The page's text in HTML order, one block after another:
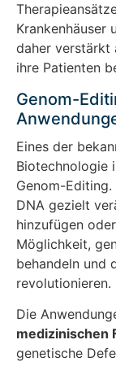
Krankenhäuser
daher verstärkt
ihre Patienten
Genom-
Eines der
Biotechnologie
Genom-
DNA gezielt
hinzufügen
Möglichkeit,
behandeln und
revolutionieren.
Die
medizinischen
genetische